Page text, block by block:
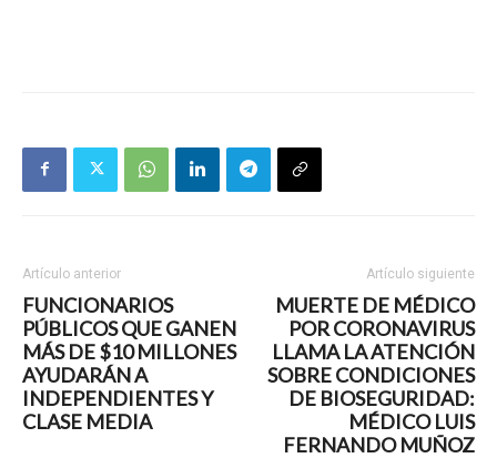
Artículo anterior
FUNCIONARIOS
PÚBLICOS QUE GANEN
MÁS DE $10 MILLONES
AYUDARÁN A
INDEPENDIENTES Y
CLASE MEDIA
Artículo siguiente
MUERTE DE MÉDICO
POR CORONAVIRUS
LLAMA LA ATENCIÓN
SOBRE CONDICIONES
DE BIOSEGURIDAD:
MÉDICO LUIS
FERNANDO MUÑOZ